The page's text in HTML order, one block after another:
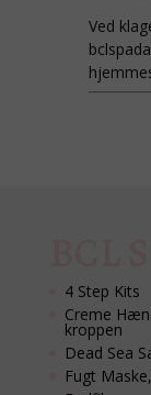
Ved
4 Step Kits
Creme
kroppen
Dead Sea
Fugt